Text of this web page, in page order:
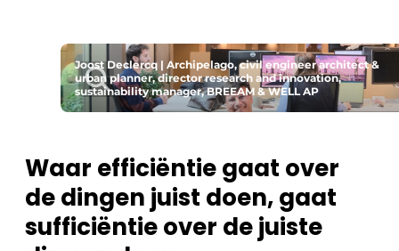
Joost Declercq | Archipelago, civil engineer architect &
urban planner, director research and innovation,
sustainability manager, BREEAM & WELL AP
Waar efficiëntie gaat over
de dingen juist doen, gaat
sufficiëntie over de juiste